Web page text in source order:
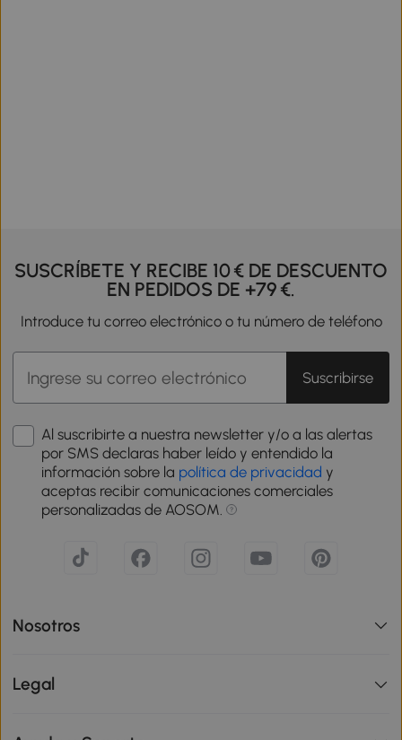
SUSCRÍBETE Y RECIBE 10 € DE DESCUENTO
EN PEDIDOS DE +79 €.
Introduce tu correo electrónico o tu número de teléfono
Suscribirse
Al suscribirte a nuestra newsletter y/o a las alertas
por SMS declaras haber leído y entendido la
información sobre la política de privacidad y
aceptas recibir comunicaciones comerciales
personalizadas de AOSOM.
Nosotros
Legal